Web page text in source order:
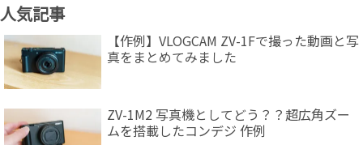
人気記事
【作例】VLOGCAM ZV-1Fで撮った動画と写
真をまとめてみました
ZV-1M2 写真機としてどう？？超広角ズー
ムを搭載したコンデジ 作例